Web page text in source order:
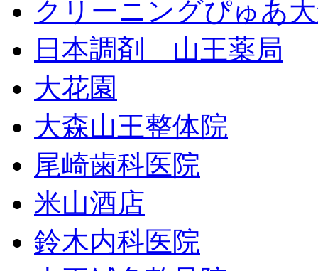
クリーニングぴゅあ
日本調剤 山王薬局
大花園
大森山王整体院
尾崎歯科医院
米山酒店
鈴木内科医院